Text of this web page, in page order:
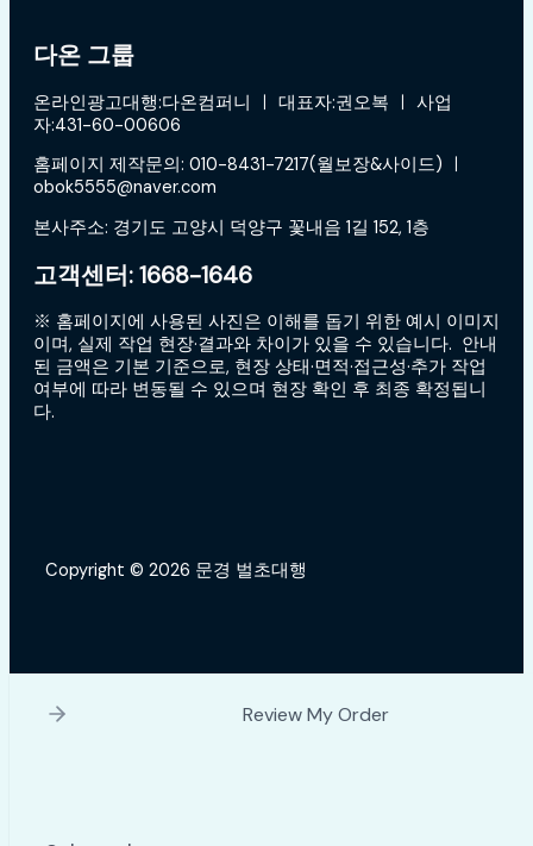
다온 그룹
온라인광고대행:다온컴퍼니 ㅣ 대표자:권오복 ㅣ 사업
자:431-60-00606
홈페이지 제작문의: 010-8431-7217(월보장&사이드) ㅣ
obok5555@naver.com
본사주소: 경기도 고양시 덕양구 꽃내음 1길 152, 1층
고객센터: 1668-1646
※ 홈페이지에 사용된 사진은 이해를 돕기 위한 예시 이미지
이며, 실제 작업 현장·결과와 차이가 있을 수 있습니다. 안내
된 금액은 기본 기준으로, 현장 상태·면적·접근성·추가 작업
여부에 따라 변동될 수 있으며 현장 확인 후 최종 확정됩니
다.
Copyright © 2026 문경 벌초대행
Review My Order